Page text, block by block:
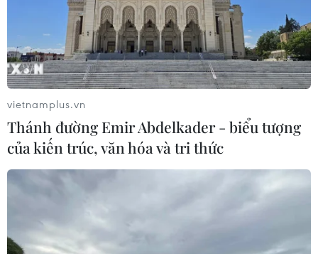
27/03/2023 12:16
Ngoại trưởng Iran và người đồng cấp Saudi Arabia
điện đàm thảo luận tình hình mới nhất của thỏa thuận
Tehran-Riyadh và trao đổi quan điểm về việc tổ chức
cuộc gặp song phương trong tháng lễ Ramadan.
vietnamplus.vn
Thánh đường Emir Abdelkader - biểu tượng
của kiến trúc, văn hóa và tri thức